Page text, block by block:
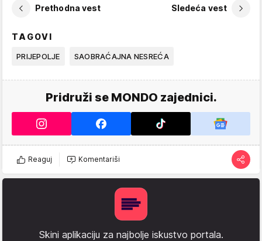
Prethodna vest Sledeća vest
TAGOVI
PRIJEPOLJE SAOBRAĆAJNA NESREĆA
Pridruži se MONDO zajednici.
Reaguj Komentariši
Skini aplikaciju za najbolje iskustvo portala.